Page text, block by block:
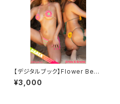
【デジタルブック】Flower Beac
h DAREA Dream Factory M
agazine
¥3,000